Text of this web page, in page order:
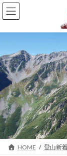
コ
ン
ン
へ
ス
キ
ッ
プ
ナ
ビ
ー
ョ
ン
に
移
動
HOME 登山新